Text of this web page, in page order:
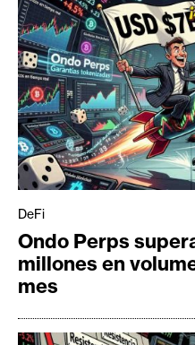
DeFi
Ondo Perps
millones en
mes